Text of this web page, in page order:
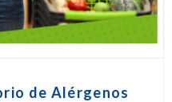
de Alérgenos